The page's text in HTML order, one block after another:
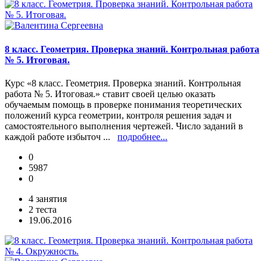
8 класс. Геометрия. Проверка знаний. Контрольная работа
№ 5. Итоговая.
Курс «8 класс. Геометрия. Проверка знаний. Контрольная
работа № 5. Итоговая.» ставит своей целью оказать
обучаемым помощь в проверке понимания теоретических
положений курса геометрии, контроля решения задач и
самостоятельного выполнения чертежей. Число заданий в
каждой работе избыточ ... подробнее...
0
5987
0
4 занятия
2 теста
19.06.2016